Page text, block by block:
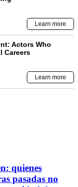
quienes
pasadas no